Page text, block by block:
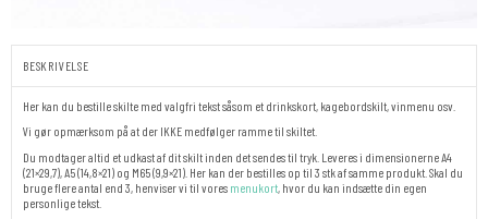
BESKRIVELSE
Her kan du bestille skilte med valgfri tekst såsom et drinkskort, kagebordskilt, vinmenu osv.
Vi gør opmærksom på at der IKKE medfølger ramme til skiltet.
Du modtager altid et udkast af dit skilt inden det sendes til tryk. Leveres i dimensionerne A4
(21×29,7), A5 (14,8×21) og M65 (9,9×21). Her kan der bestilles op til 3 stk af samme produkt. Skal du
bruge flere antal end 3, henviser vi til vores menukort , hvor du kan indsætte din egen
personlige tekst.